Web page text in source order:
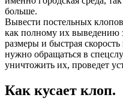
больше.
Вывести постельных
как полному их выведению
размеры и быстрая
нужно обращаться в
уничтожить их, проведет
Как кусает клоп.